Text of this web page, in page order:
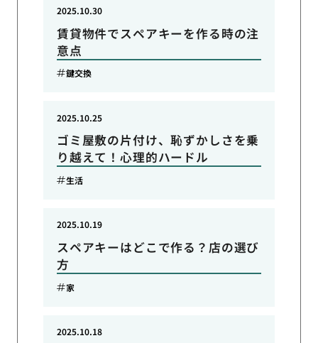
賃貸物件でスペアキーを作る時の注
意点
2025.10.30
鍵交換
ゴミ屋敷の片付け、恥ずかしさを乗
り越えて！心理的ハードル
2025.10.25
生活
スペアキーはどこで作る？店の選び
方
2025.10.19
家
2025.10.18